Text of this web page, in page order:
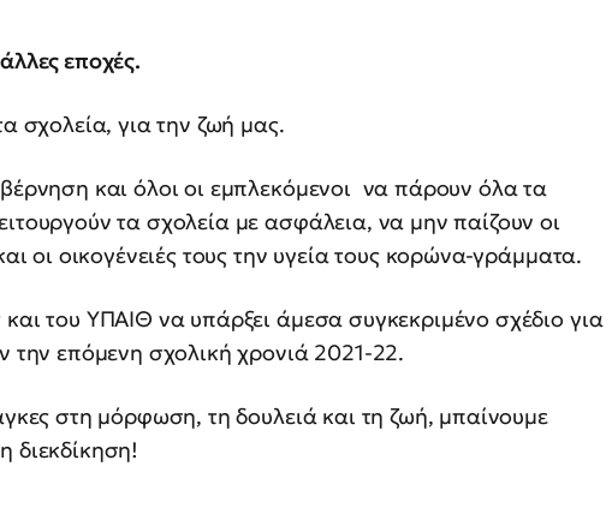
εποχές.
σχολεία, για την ζωή μας.
και όλοι οι εμπλεκόμενοι να πάρουν όλα τα
τα σχολεία με ασφάλεια, να μην παίζουν οι
οι οικογένειές τους την υγεία τους κορώνα-γράμματα.
του ΥΠΑΙΘ να υπάρξει άμεσα συγκεκριμένο σχέδιο για
την επόμενη σχολική χρονιά 2021-22.
στη μόρφωση, τη δουλειά και τη ζωή, μπαίνουμε
διεκδίκηση!